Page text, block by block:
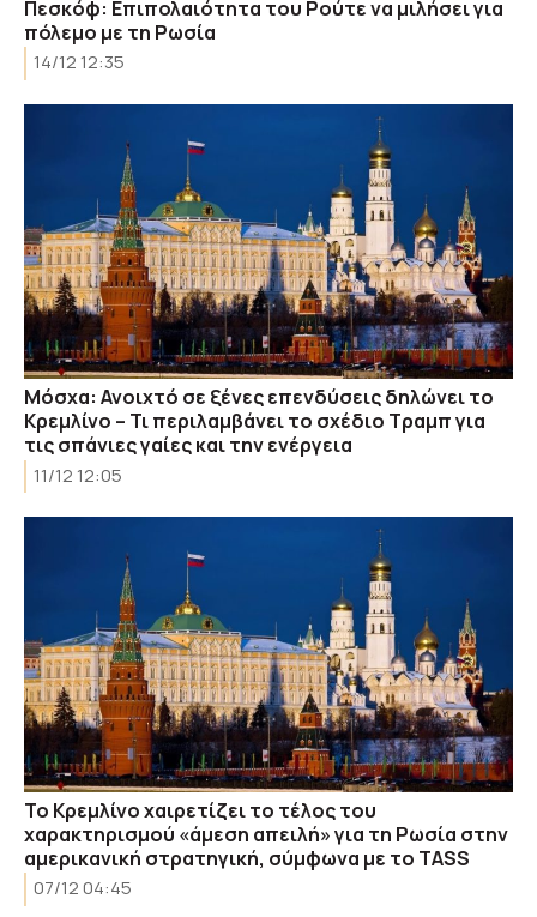
Πεσκόφ: Επιπολαιότητα του Ρούτε να μιλήσει για
πόλεμο με τη Ρωσία
14/12 12:35
Μόσχα: Ανοιχτό σε ξένες επενδύσεις δηλώνει το
Κρεμλίνο – Τι περιλαμβάνει το σχέδιο Τραμπ για
τις σπάνιες γαίες και την ενέργεια
11/12 12:05
Το Κρεμλίνο χαιρετίζει το τέλος του
χαρακτηρισμού «άμεση απειλή» για τη Ρωσία στην
αμερικανική στρατηγική, σύμφωνα με το TASS
07/12 04:45